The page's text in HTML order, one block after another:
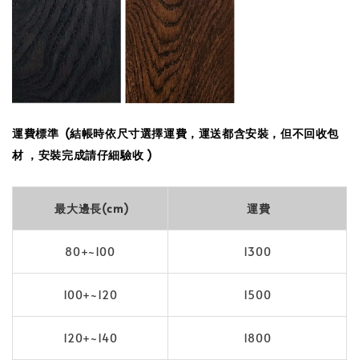
運費標準 (結帳時依尺寸選擇運費，運送都含安裝，但不回收包
材 ，安裝完成請仔細驗收 )
最大邊長(cm) 運費
80+~100 1300
100+~120 1500
120+~140 1800